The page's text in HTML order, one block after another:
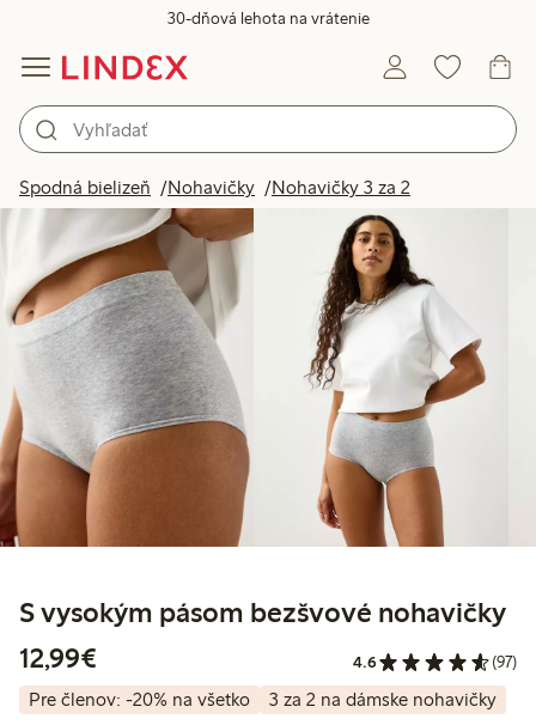
30-dňová lehota na vrátenie
Spodná bielizeň Nohavičky Nohavičky 3 za 2
Produkty na obrázku
S vysokým pásom bezšvové nohavičky
12,99€
4.6 (97)
Pre členov: -20% na všetko 3 za 2 na dámske nohavičky